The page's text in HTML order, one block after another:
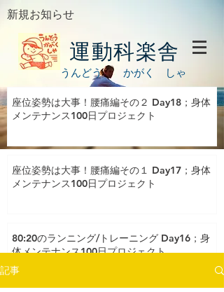
新規お知らせ
運動科楽舎
うんどう かがく しゃ
座位姿勢は大事！腰痛編その２ Day18；身体
メンテナンス100日プロジェクト
座位姿勢は大事！腰痛編その１ Day17；身体
メンテナンス100日プロジェクト
80:20のランニング/トレーニング Day16；身
体メンテナンス100日プロジェクト
記事